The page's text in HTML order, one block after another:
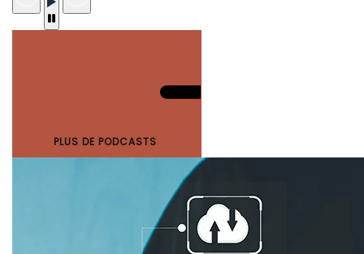
PLUS DE PODCASTS